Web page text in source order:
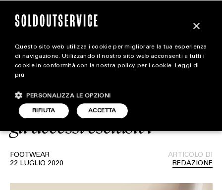
magazine
STYLE
FOOTWEAR
Off-White x Air Jordan 4
“Sail” Shock Drop:
Scopriamo chi ha ricevuto
gli accessi esclusivi
FOOTWEAR
22 LUGLIO 2020
ARTICOLO DI
REDAZIONE
×
Questo sito web utilizza i cookie per migliorare la tua esperienza
di navigazione. Utilizzando il nostro sito web acconsenti a tutti i
cookie in conformità con la nostra policy per i cookie. Leggi di
più
ACCETTA
RIFIUTA
PERSONALIZZA LE OPZIONI